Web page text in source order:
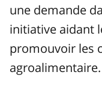
une demande
initiative aidant
promouvoir les
agroalimentaire.